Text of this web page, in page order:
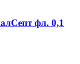
фл. 0,1